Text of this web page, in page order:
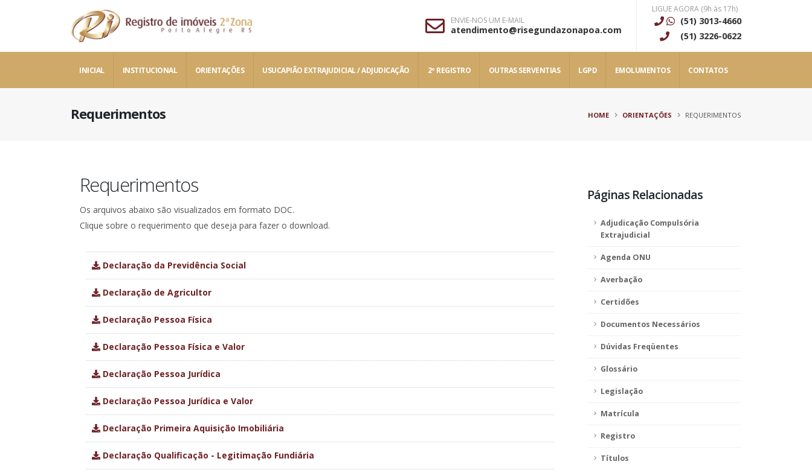
ENVIE-NOS UM E-MAIL
atendimento@risegundazonapoa.com
LIGUE AGORA (9h às 17h)
(51) 3013-4660
(51) 3226-0622
INICIAL INSTITUCIONAL ORIENTAÇÕES USUCAPIÃO EXTRAJUDICIAL / ADJUDICAÇÃO 2º REGISTRO OUTRAS SERVENTIAS LGPD EMOLUMENTOS CONTATOS
Requerimentos HOME ORIENTAÇÕES REQUERIMENTOS
Requerimentos
Os arquivos abaixo são visualizados em formato DOC.
Clique sobre o requerimento que deseja para fazer o download.
Declaração da Previdência Social
Declaração de Agricultor
Declaração Pessoa Física
Declaração Pessoa Física e Valor
Declaração Pessoa Jurídica
Declaração Pessoa Jurídica e Valor
Declaração Primeira Aquisição Imobiliária
Declaração Qualificação - Legitimação Fundiária
Páginas Relacionadas
Adjudicação Compulsória
Extrajudicial
Agenda ONU
Averbação
Certidões
Documentos Necessários
Dúvidas Freqüentes
Glossário
Legislação
Matrícula
Registro
Títulos